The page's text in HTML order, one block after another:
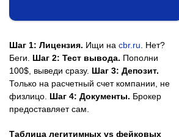
Шаг 1: Лицензия. Ищи на cbr.ru. Нет?
Беги. Шаг 2: Тест вывода. Пополни
100$, выведи сразу. Шаг 3: Депозит.
Только на расчетный счет компании, не
физлицо. Шаг 4: Документы. Брокер
предоставляет сам.
Таблица легитимных vs фейковых